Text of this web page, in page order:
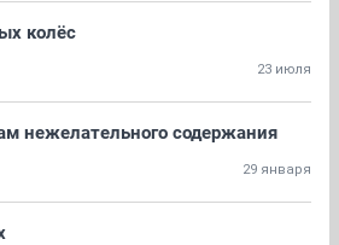
колёс
23 июля
нежелательного содержания
29 января